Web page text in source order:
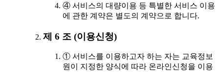
④ 서비스의 대량이용 등 특별한 서비스 이용
에 관한 계약은 별도의 계약으로 합니다.
제 6 조 (이용신청)
① 서비스를 이용하고자 하는 자는 교육정보
원이 지정한 양식에 따라 온라인신청을 이용